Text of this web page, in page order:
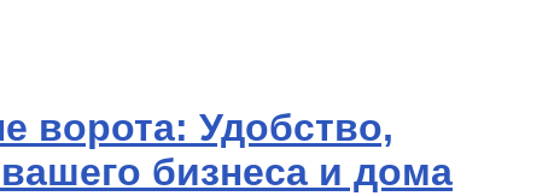
ворота: Удобство,
бизнеса и дома